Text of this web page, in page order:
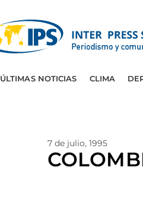
ÚLTIMAS NOTICIAS CLIMA
7 de julio, 1995